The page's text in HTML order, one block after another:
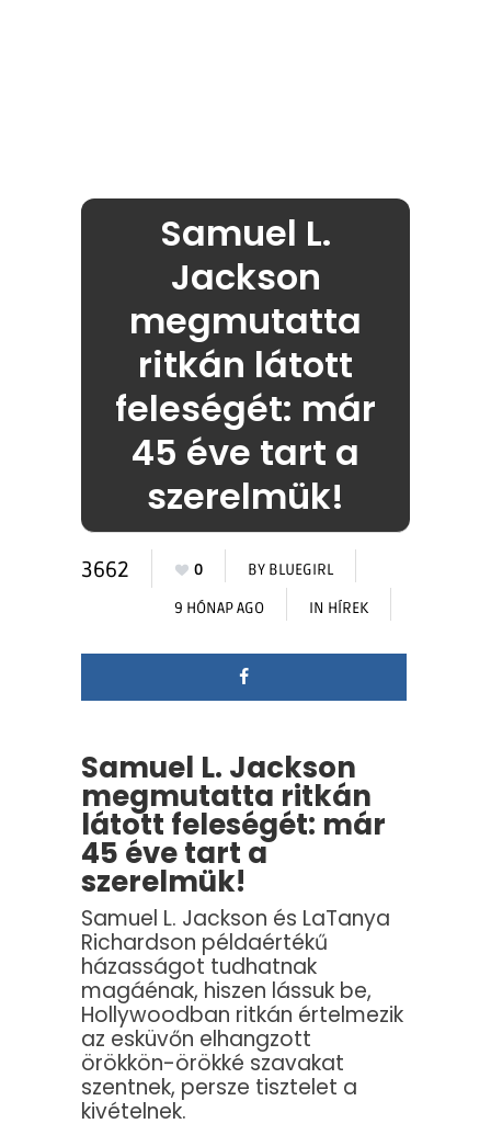
Samuel L.
Jackson
megmutatta
ritkán látott
feleségét: már
45 éve tart a
szerelmük!
3662 0 BY BLUEGIRL
9 HÓNAP AGO IN HÍREK
Samuel L. Jackson
megmutatta ritkán
látott feleségét: már
45 éve tart a
szerelmük!
Samuel L. Jackson és LaTanya
Richardson példaértékű
házasságot tudhatnak
magáénak, hiszen lássuk be,
Hollywoodban ritkán értelmezik
az esküvőn elhangzott
örökkön-örökké szavakat
szentnek, persze tisztelet a
kivételnek.